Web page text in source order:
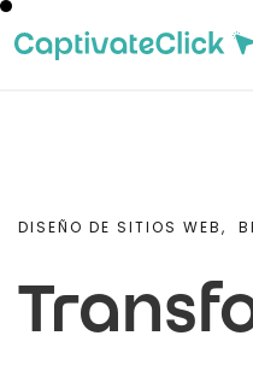
DISEÑO DE SITIOS WEB,